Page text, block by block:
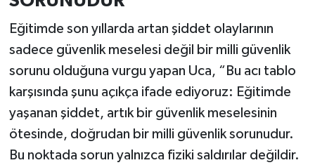
Eğitimde son yıllarda artan şiddet olaylarının
sadece güvenlik meselesi değil bir milli güvenlik
sorunu olduğuna vurgu yapan Uca, “Bu acı tablo
karşısında şunu açıkça ifade ediyoruz: Eğitimde
yaşanan şiddet, artık bir güvenlik meselesinin
ötesinde, doğrudan bir milli güvenlik sorunudur.
Bu noktada sorun yalnızca fiziki saldırılar değildir.